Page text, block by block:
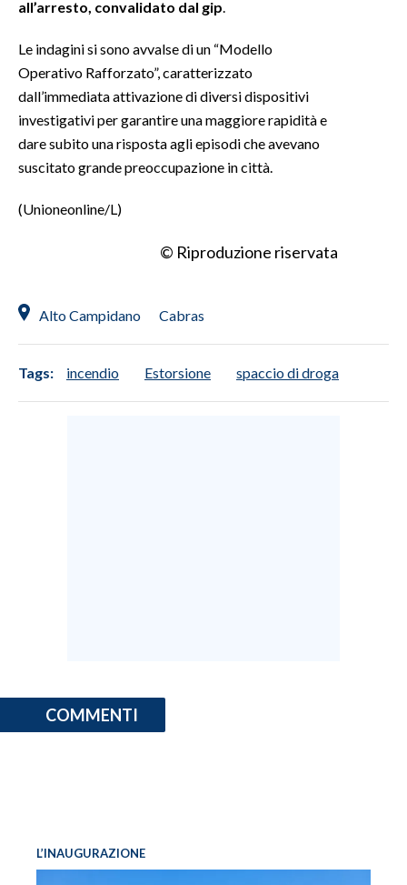
all’arresto, convalidato dal gip
Le indagini si sono avvalse di un “Modello
Operativo Rafforzato”, caratterizzato
dall’immediata attivazione di diversi dispositivi
investigativi per garantire una maggiore rapidità e
dare subito una risposta agli episodi che avevano
suscitato grande preoccupazione in città.
(Unioneonline/L)
© Riproduzione riservata
Alto Campidano Cabras
Tags: incendio Estorsione spaccio di droga
COMMENTI
L’INAUGURAZIONE